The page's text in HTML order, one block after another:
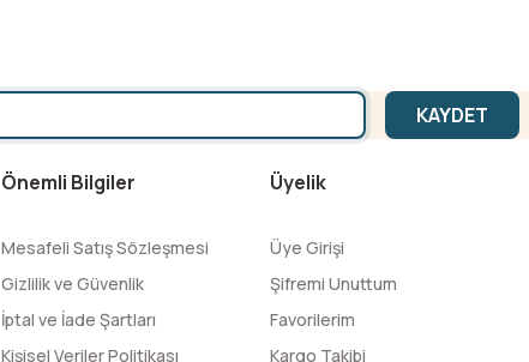
KAYDET
Önemli Bilgiler
Mesafeli Satış Sözleşmesi
Gizlilik ve Güvenlik
İptal ve İade Şartları
Kişisel Veriler Politikası
Üyelik
Üye Girişi
Şifremi Unuttum
Favorilerim
Kargo Takibi